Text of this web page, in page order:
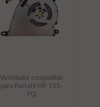
Ventilador compatible
para Portatil HP 15S-
FQ